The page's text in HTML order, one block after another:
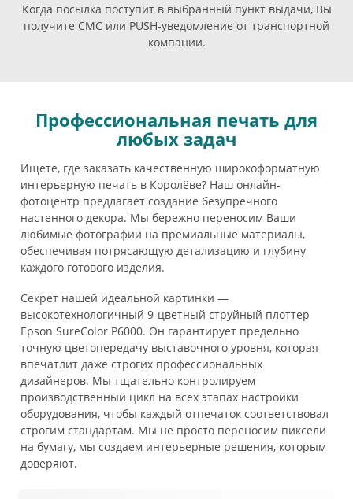
Когда посылка поступит в выбранный пункт выдачи, Вы
получите СМС или PUSH-уведомление от транспортной
компании.
Профессиональная печать для
любых задач
Ищете, где заказать качественную широкоформатную
интерьерную печать в Королёве? Наш онлайн-
фотоцентр предлагает создание безупречного
настенного декора. Мы бережно переносим Ваши
любимые фотографии на премиальные материалы,
обеспечивая потрясающую детализацию и глубину
каждого готового изделия.
Секрет нашей идеальной картинки —
высокотехнологичный 9-цветный струйный плоттер
Epson SureColor P6000. Он гарантирует предельно
точную цветопередачу выставочного уровня, которая
впечатлит даже строгих профессиональных
дизайнеров. Мы тщательно контролируем
производственный цикл на всех этапах настройки
оборудования, чтобы каждый отпечаток соответствовал
строгим стандартам. Мы не просто переносим пиксели
на бумагу, мы создаем интерьерные решения, которым
доверяют.